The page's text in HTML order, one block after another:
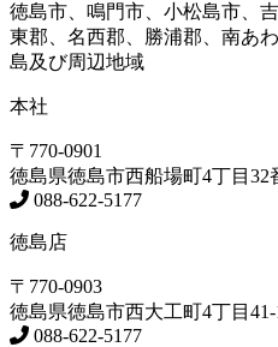
徳島市、鳴門市、小松島市、
東郡、名西郡、勝浦郡、南あ
島及び周辺地域
本社
〒770-0901
徳島県徳島市西船場町4丁目32
088-622-5177
徳島店
〒770-0903
徳島県徳島市西大工町4丁目41-
088-622-5177